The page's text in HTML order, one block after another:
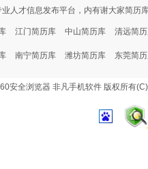
人才信息发布平台，内有谢大家简
江门简历库 中山简历库 清远简
南宁简历库 潍坊简历库 东莞简
安全浏览器 非凡手机软件 版权所有